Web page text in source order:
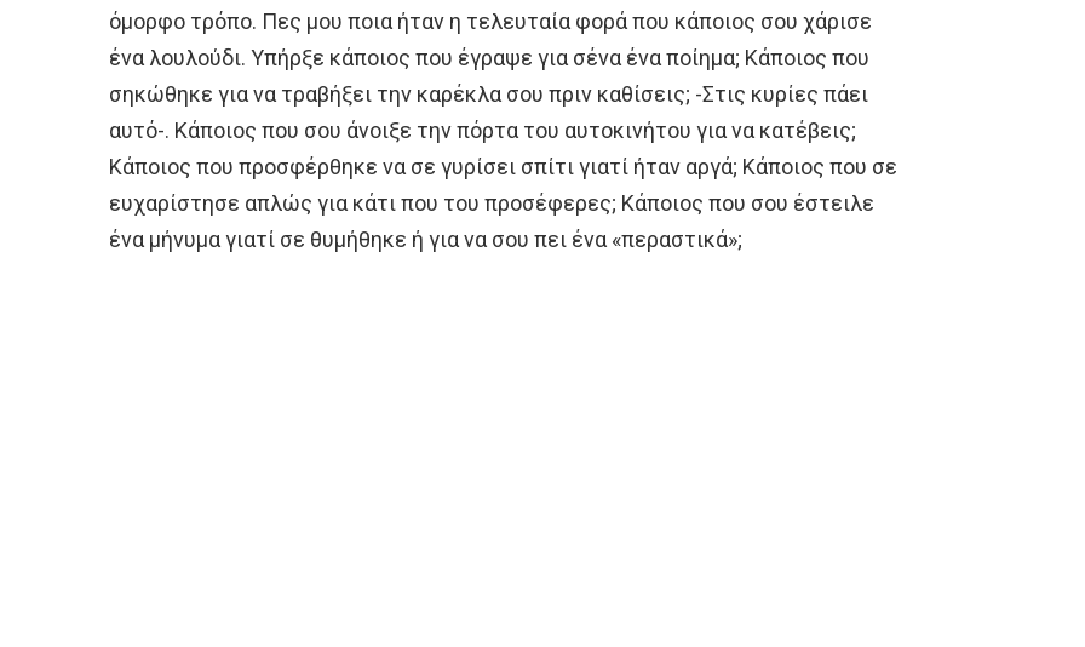
όμορφο τρόπο. Πες μου ποια ήταν η τελευταία φορά που κάποιος σου χάρισε
ένα λουλούδι. Υπήρξε κάποιος που έγραψε για σένα ένα ποίημα; Κάποιος που
σηκώθηκε για να τραβήξει την καρέκλα σου πριν καθίσεις; -Στις κυρίες πάει
αυτό-. Κάποιος που σου άνοιξε την πόρτα του αυτοκινήτου για να κατέβεις;
Κάποιος που προσφέρθηκε να σε γυρίσει σπίτι γιατί ήταν αργά; Κάποιος που σε
ευχαρίστησε απλώς για κάτι που του προσέφερες; Κάποιος που σου έστειλε
ένα μήνυμα γιατί σε θυμήθηκε ή για να σου πει ένα «περαστικά»;